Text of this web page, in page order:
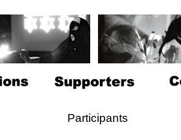
Participants